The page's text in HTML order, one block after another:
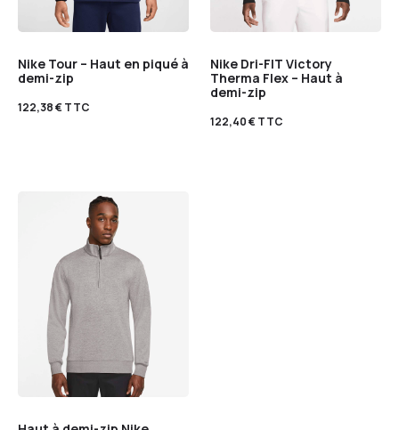
Nike Tour – Haut en piqué à
demi-zip
122,38€TTC
Nike Dri-FIT Victory
Therma Flex – Haut à
demi-zip
122,40€TTC